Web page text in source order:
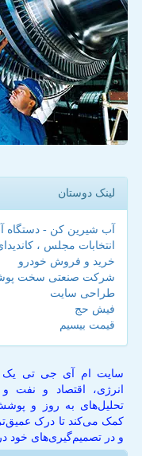
لینک دوستان
آب شیرین کن - دستگاه
انتخابات مجلس ،
خرید و فروش خودرو
شرکت صنعتی سخت
طراحی سایت
فیش حج
قیمت بیسیم
سایت ام آی جی تی یک
انرژی، اقتصاد و نفت
تحلیل‌های به روز و
کمک می‌کند تا درک
و در تصمیم‌گیری‌های خود